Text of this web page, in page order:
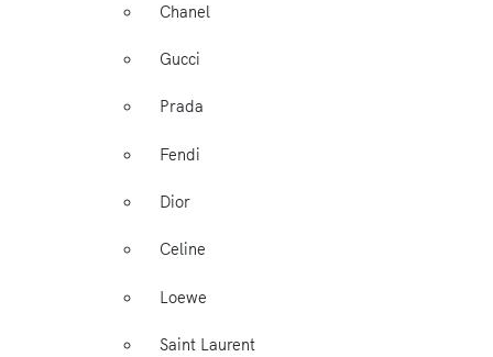
Chanel
Gucci
Prada
Fendi
Dior
Celine
Loewe
Saint Laurent